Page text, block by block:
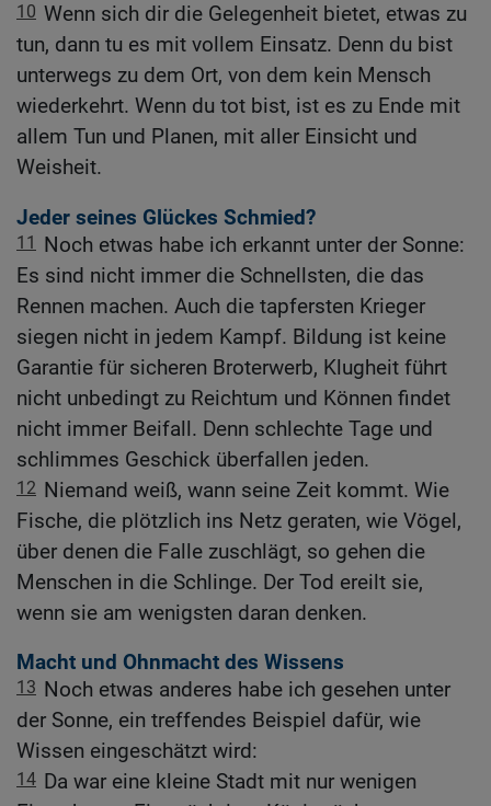
10 Wenn sich dir die Gelegenheit bietet, etwas zu
tun, dann tu es mit vollem Einsatz. Denn du bist
unterwegs zu dem Ort, von dem kein Mensch
wiederkehrt. Wenn du tot bist, ist es zu Ende mit
allem Tun und Planen, mit aller Einsicht und
Weisheit.
Jeder seines Glückes Schmied?
11 Noch etwas habe ich erkannt unter der Sonne:
Es sind nicht immer die Schnellsten, die das
Rennen machen. Auch die tapfersten Krieger
siegen nicht in jedem Kampf. Bildung ist keine
Garantie für sicheren Broterwerb, Klugheit führt
nicht unbedingt zu Reichtum und Können findet
nicht immer Beifall. Denn schlechte Tage und
schlimmes Geschick überfallen jeden.
12 Niemand weiß, wann seine Zeit kommt. Wie
Fische, die plötzlich ins Netz geraten, wie Vögel,
über denen die Falle zuschlägt, so gehen die
Menschen in die Schlinge. Der Tod ereilt sie,
wenn sie am wenigsten daran denken.
Macht und Ohnmacht des Wissens
13 Noch etwas anderes habe ich gesehen unter
der Sonne, ein treffendes Beispiel dafür, wie
Wissen eingeschätzt wird:
14 Da war eine kleine Stadt mit nur wenigen